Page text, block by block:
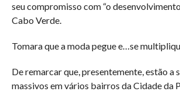
seu compromisso com “o
Cabo Verde.
Tomara que a moda pegue e…se
De remarcar que, presentemente, estão a
massivos em vários bairros da Cidade da